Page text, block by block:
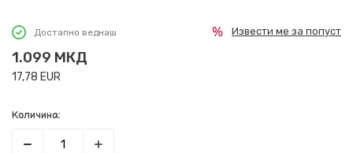
Достапно веднаш
1.099 МКД
17,78 EUR
Извести ме за попуст
Количина: